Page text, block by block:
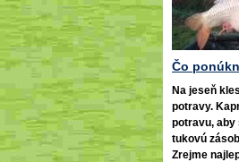
Čo
Na jeseň
potravy.
potravu, aby
tukovú
Zrejme